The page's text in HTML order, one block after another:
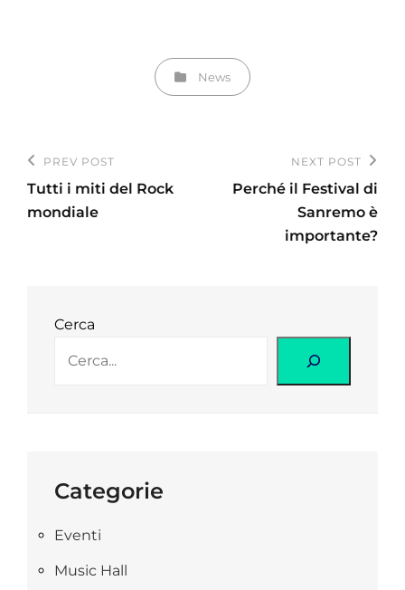
Categories
News
Navigazione
articoli
Previous
Post
PREV POST
Tutti i miti del Rock
mondiale
Post
NEXT POST
Perché il Festival di
Sanremo è
importante?
Cerca
Categorie
Eventi
Music Hall